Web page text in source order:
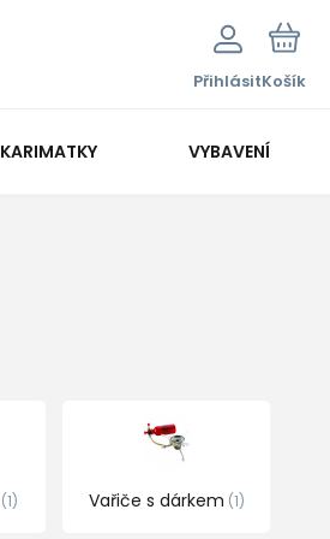
PřihlásitKošík
KARIMATKY VYBAVENÍ
1 Vařiče s dárkem 1